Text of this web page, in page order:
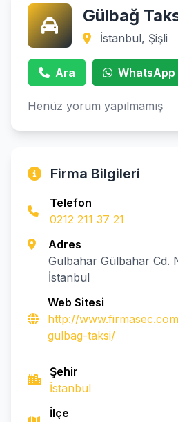
Gülbağ
İstanbul, Şişli
Ara WhatsApp
Henüz yorum yapılmamış
Firma Bilgileri
Telefon
0212 211 37 21
Adres
Gülbahar Gülbahar Cd.
İstanbul
Web Sitesi
http://
gulbag-taksi/
Şehir
İstanbul
İlçe